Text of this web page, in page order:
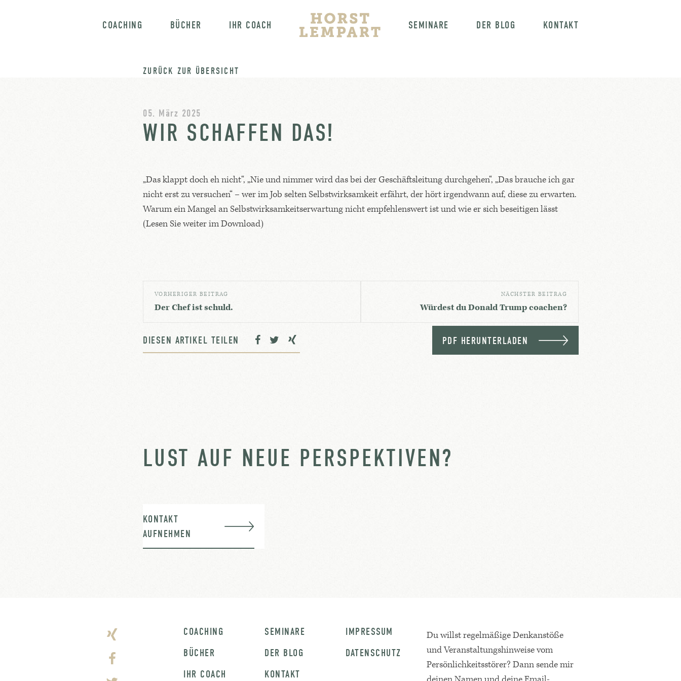
COACHING BÜCHER IHR COACH SEMINARE DER BLOG KONTAKT
ZURÜCK ZUR ÜBERSICHT
05. März 2025
WIR SCHAFFEN DAS!
„Das klappt doch eh nicht“, „Nie und nimmer wird das bei der Geschäftsleitung durchgehen“, „Das brauche ich gar
nicht erst zu versuchen“ – wer im Job selten Selbstwirksamkeit erfährt, der hört irgendwann auf, diese zu erwarten.
Warum ein Mangel an Selbstwirksamkeitserwartung nicht empfehlenswert ist und wie er sich beseitigen lässt
(Lesen Sie weiter im Download)
PDF HERUNTERLADEN
VORHERIGER BEITRAG
Der Chef ist schuld.
NÄCHSTER BEITRAG
Würdest du Donald Trump coachen?
DIESEN ARTIKEL TEILEN
LUST AUF NEUE PERSPEKTIVEN?
KONTAKT
AUFNEHMEN
COACHING
BÜCHER
IHR COACH
SEMINARE
DER BLOG
KONTAKT
IMPRESSUM
DATENSCHUTZ
Du willst regelmäßige Denkanstöße
und Veranstaltungshinweise vom
Persönlichkeitsstörer? Dann sende mir